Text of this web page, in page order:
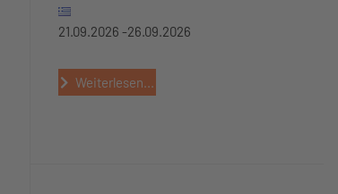
21.09.2026 -26.09.2026
Weiterlesen...